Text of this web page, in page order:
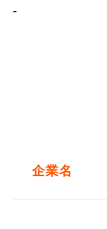
-
企業名